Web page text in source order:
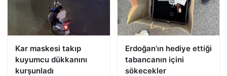
Kar maskesi takıp
kuyumcu dükkanını
kurşunladı
Erdoğan’ın hediye ettiği
tabancanın içini
sökecekler